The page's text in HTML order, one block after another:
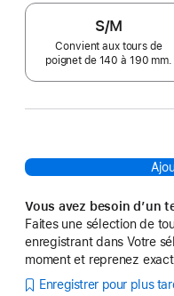
S/M
Convient aux tours de
poignet de 140 à 190 mm.
Vous avez besoin d’un
Faites une sélection de
enregistrant dans Votre
moment et reprenez
Enregistrer pour plus